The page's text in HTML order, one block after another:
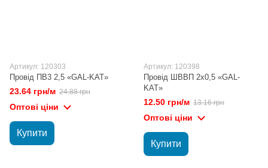
Артикул: 120303
Провід ПВ3 2,5 «GAL-KAT»
23.64 грн/м 24.88 грн
Оптові ціни
Купити
Артикул: 120398
Провід ШВВП 2х0,5 «GAL-
KAT»
12.50 грн/м 13.16 грн
Оптові ціни
Купити